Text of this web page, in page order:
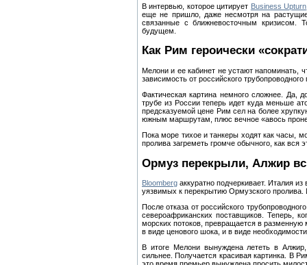
В интервью, которое цитирует Business Upturn
еще не пришло, даже несмотря на растущие
связанные с ближневосточным
будущем.
Как Рим героически
Мелони и ее кабинет не устают напоминать,
зависимость от российского
Фактическая картина немного сложнее. Да,
трубе из России теперь идет куда меньше
предсказуемой цене Рим сел на более
южным маршрутам, плюс вечное «авось
Пока море тихое и танкеры ходят как часы,
пролива загреметь громче обычного, как вся
Ормуз перекрыли, Алжир
Bloomberg аккуратно подчеркивает. Италия
уязвимых к перекрытию Ормузского пролива.
После отказа от российского
североафриканских поставщиков. Теперь,
морских потоков, превращается в
в виде ценового шока, и в виде
В итоге Мелони вынуждена лететь в
сильнее. Получается красивая картинка. В